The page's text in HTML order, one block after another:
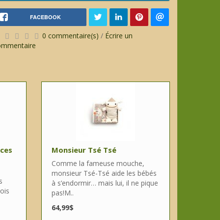
FACEBOOK
0 commentaire(s) / Écrire un
Monsieur Tsé Tsé
Comme la fameuse mouche,
monsieur Tsé-Tsé aide les bébés
à s’endormir… mais lui, il ne pique
pas!M..
64,99$